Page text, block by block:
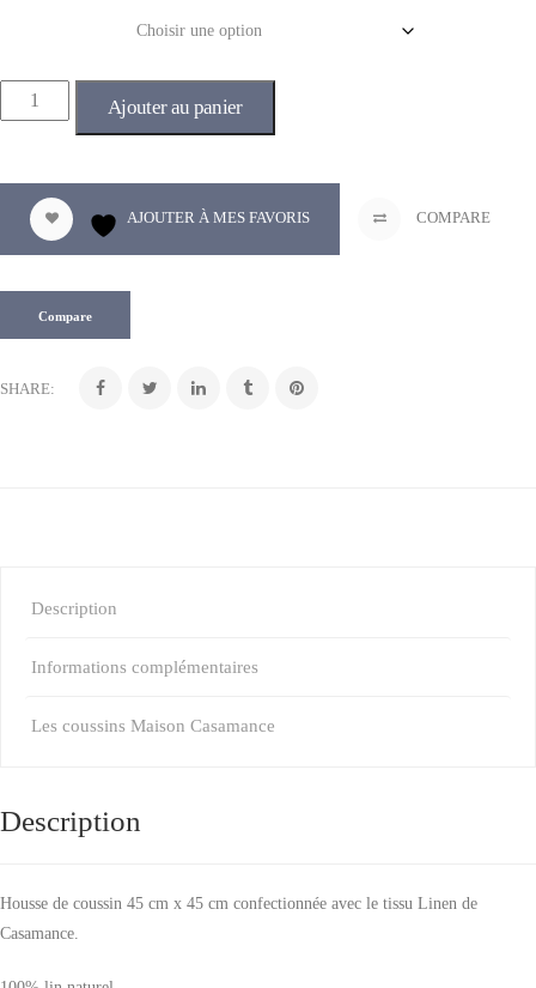
Ajouter au panier
AJOUTER À MES FAVORIS COMPARE
Compare
SHARE:
Description
Informations complémentaires
Les coussins Maison Casamance
Description
Housse de coussin 45 cm x 45 cm confectionnée avec le tissu Linen de
Casamance.